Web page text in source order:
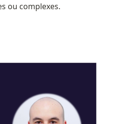
ou complexes.